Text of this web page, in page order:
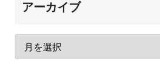
アーカイブ